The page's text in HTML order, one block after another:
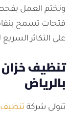
ونختم العمل
فتحات تسمح
على التكاثر
تنظيف خزان
بالرياض
تتولى شركة تنظيف